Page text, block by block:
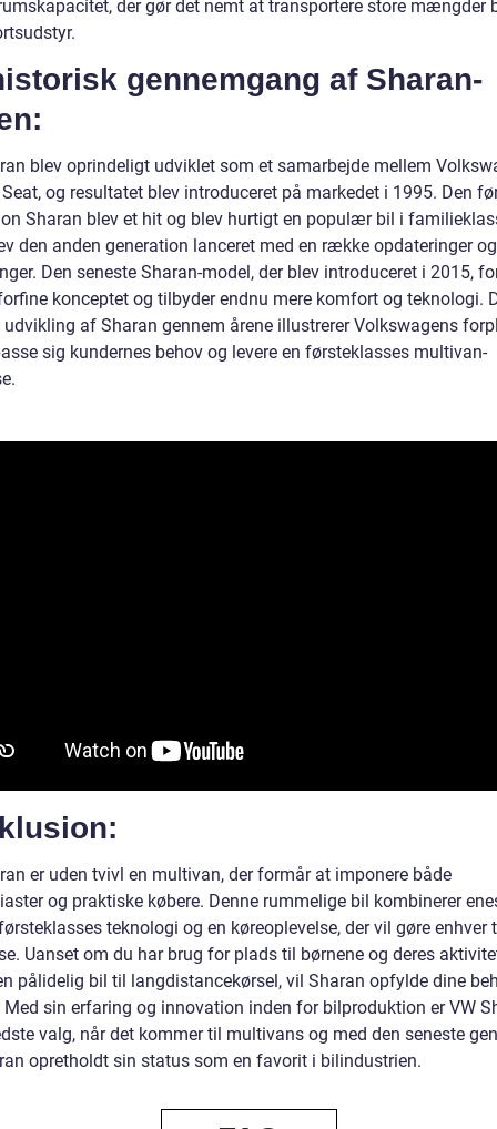
der gør det nemt at transportere store mængder
gennemgang af Sharan-
blev oprindeligt udviklet som et samarbejde mellem
og resultatet blev introduceret på markedet i 1995. Den
Sharan blev et hit og blev hurtigt en populær bil i
den anden generation lanceret med en række opdateringer og
Den seneste Sharan-model, der blev introduceret i 2015,
konceptet og tilbyder endnu mere komfort og teknologi.
udvikling af Sharan gennem årene illustrerer Volkswagens
sig kundernes behov og levere en førsteklasses multivan-
er uden tvivl en multivan, der formår at imponere både
og praktiske købere. Denne rummelige bil kombinerer
teknologi og en køreoplevelse, der vil gøre enhver
Uanset om du har brug for plads til børnene og deres
pålidelig bil til langdistancekørsel, vil Sharan opfylde dine
Med sin erfaring og innovation inden for bilproduktion er VW
valg, når det kommer til multivans og med den seneste
opretholdt sin status som en favorit i bilindustrien.